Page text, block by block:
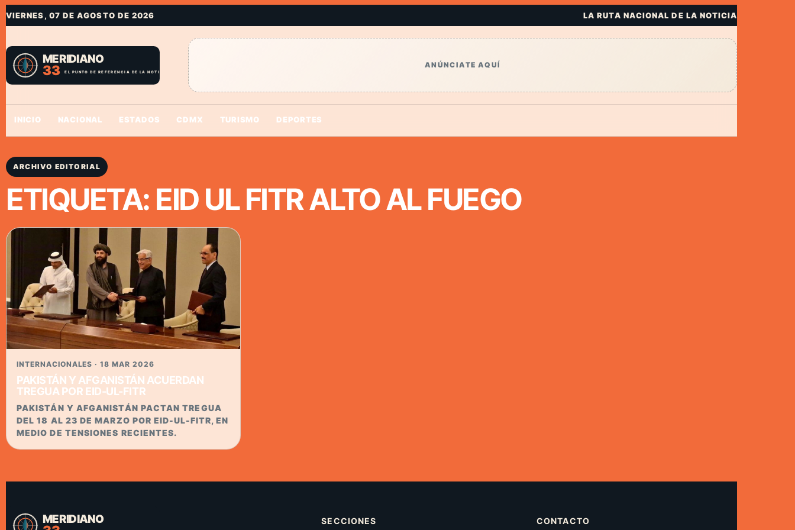
VIERNES, 07 DE AGOSTO DE 2026 LA RUTA NACIONAL DE LA NOTICIA
ANÚNCIATE AQUÍ
INICIO NACIONAL ESTADOS CDMX TURISMO DEPORTES
ARCHIVO EDITORIAL
ETIQUETA: EID UL FITR ALTO AL FUEGO
INTERNACIONALES · 18 MAR 2026
PAKISTÁN Y AFGANISTÁN ACUERDAN
TREGUA POR EID-UL-FITR
PAKISTÁN Y AFGANISTÁN PACTAN TREGUA
DEL 18 AL 23 DE MARZO POR EID-UL-FITR, EN
MEDIO DE TENSIONES RECIENTES.
SECCIONES CONTACTO